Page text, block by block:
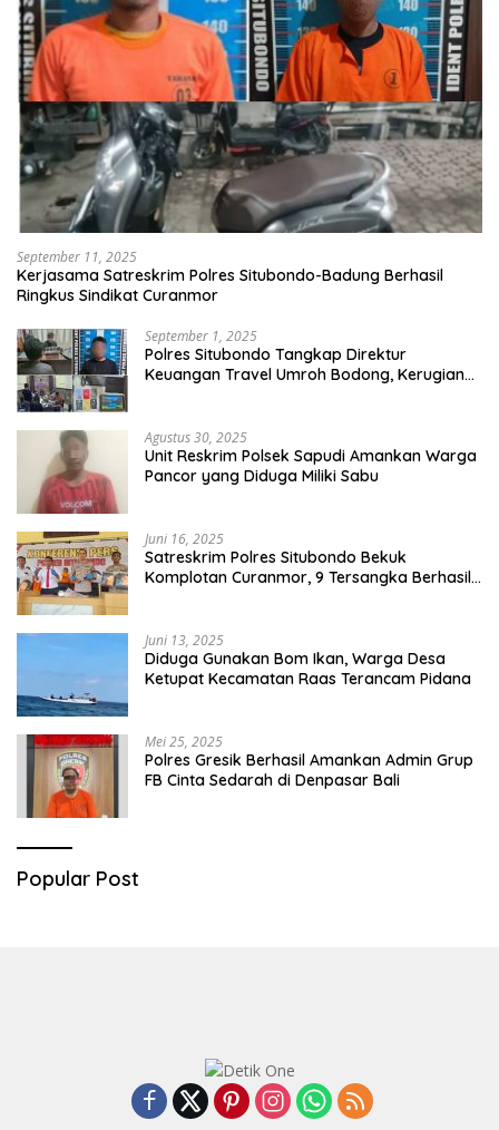
September 11, 2025
Kerjasama Satreskrim Polres Situbondo-Badung Berhasil
Ringkus Sindikat Curanmor
September 1, 2025
Polres Situbondo Tangkap Direktur
Keuangan Travel Umroh Bodong, Kerugian
Agustus 30, 2025
Unit Reskrim Polsek Sapudi Amankan Warga
Pancor yang Diduga Miliki Sabu
Juni 16, 2025
Satreskrim Polres Situbondo Bekuk
Komplotan Curanmor, 9 Tersangka Berhasil
Juni 13, 2025
Diduga Gunakan Bom Ikan, Warga Desa
Ketupat Kecamatan Raas Terancam Pidana
Mei 25, 2025
Polres Gresik Berhasil Amankan Admin Grup
FB Cinta Sedarah di Denpasar Bali
Popular Post